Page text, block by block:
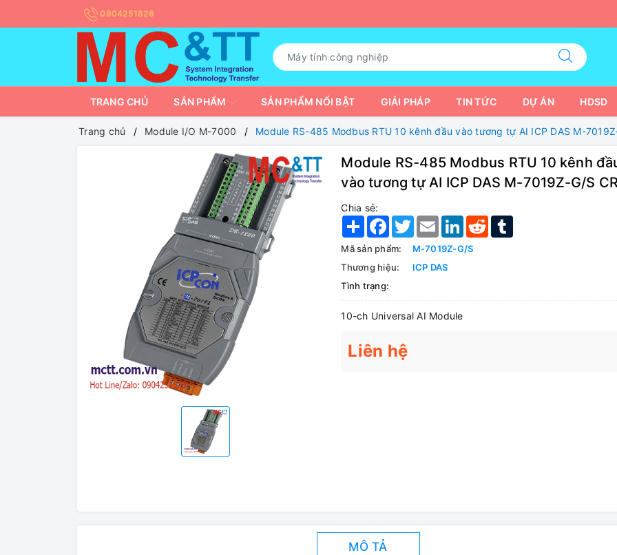
0904251826
TRANG CHỦ SẢN PHẨM SẢN PHẨM NỔI BẬT GIẢI PHÁP TIN TỨC DỰ ÁN HDSD
Trang chủ Module I/O M-7000 Module RS-485 Modbus RTU 10 kênh đầu vào tương tự AI ICP DAS M-
Module RS-485 Modbus RTU 10 kênh
vào tương tự AI ICP DAS M-7019Z-G/S
Chia sẻ:
Share Facebook
TwitterEmail LinkedIn
Reddit
Mã sản phẩm:
M-7019Z-G/S
Thương hiệu:
ICP DAS
Tình trạng:
10-ch Universal AI Module
Liên hệ
MÔ TẢ